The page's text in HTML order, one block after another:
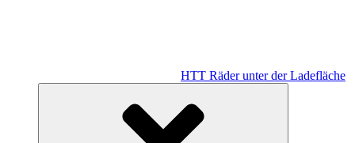
HTT Räder unter der Ladefläche